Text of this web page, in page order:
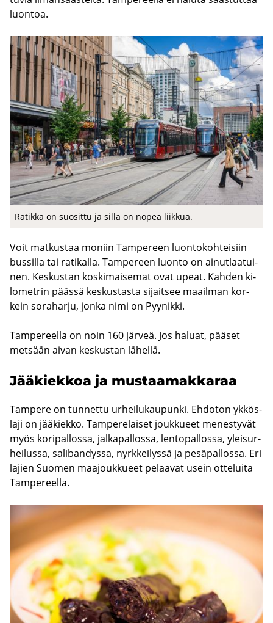
luon­toa.
Ra­tik­ka on suo­sit­tu ja sillä on nopea liik­kua.
Voit mat­kus­taa mo­niin Tam­pe­reen luon­to­koh­tei­siin
bus­sil­la tai ra­ti­kal­la. Tam­pe­reen luon­to on ai­nut­laa­tui­
nen. Kes­kus­tan kos­ki­mai­se­mat ovat upeat. Kah­den ki­
lo­met­rin pääs­sä kes­kus­tas­ta si­jait­see maa­il­man kor­
kein so­ra­har­ju, jonka nimi on Pyy­nik­ki.
Tam­pe­reel­la on noin 160 jär­veä. Jos ha­luat, pää­set
met­sään aivan kes­kus­tan lä­hel­lä.
Jää­kiek­koa ja mus­taa­mak­ka­raa
Tam­pe­re on tun­net­tu ur­hei­lu­kau­pun­ki. Eh­do­ton yk­kös­
la­ji on jää­kiek­ko. Tam­pe­re­lai­set jouk­ku­eet me­nes­ty­vät
myös ko­ri­pal­los­sa, jal­ka­pal­los­sa, len­to­pal­los­sa, ylei­sur­
hei­lus­sa, sa­li­ban­dys­sa, nyrk­kei­lys­sä ja pe­sä­pal­los­sa. Eri
la­jien Suo­men maa­jouk­ku­eet pe­laa­vat usein ot­te­lui­ta
Tam­pe­reel­la.